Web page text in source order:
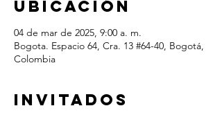
ubicación
04 de mar de 2025, 9:00 a. m.
Bogota. Espacio 64, Cra. 13 #64-40, Bogotá,
Colombia
Invitados